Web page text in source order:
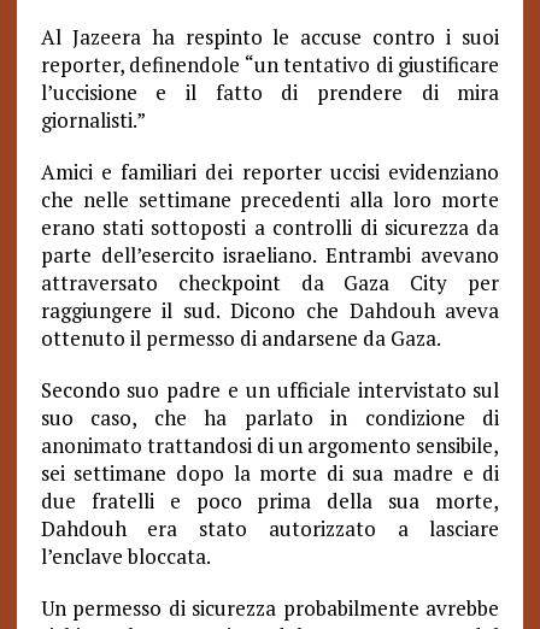
Al Jazeera ha respinto le accuse contro i suoi
reporter, definendole “un tentativo di giustificare
l’uccisione e il fatto di prendere di mira
giornalisti.”
Amici e familiari dei reporter uccisi evidenziano
che nelle settimane precedenti alla loro morte
erano stati sottoposti a controlli di sicurezza da
parte dell’esercito israeliano. Entrambi avevano
attraversato checkpoint da Gaza City per
raggiungere il sud. Dicono che Dahdouh aveva
ottenuto il permesso di andarsene da Gaza.
Secondo suo padre e un ufficiale intervistato sul
suo caso, che ha parlato in condizione di
anonimato trattandosi di un argomento sensibile,
sei settimane dopo la morte di sua madre e di
due fratelli e poco prima della sua morte,
Dahdouh era stato autorizzato a lasciare
l’enclave bloccata.
Un permesso di sicurezza probabilmente avrebbe